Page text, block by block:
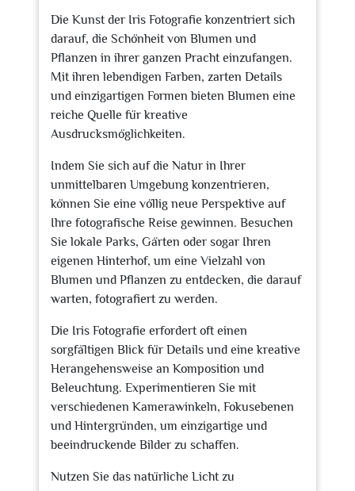
Die Kunst der Iris Fotografie konzentriert sich
darauf, die Schönheit von Blumen und
Pflanzen in ihrer ganzen Pracht einzufangen.
Mit ihren lebendigen Farben, zarten Details
und einzigartigen Formen bieten Blumen eine
reiche Quelle für kreative
Ausdrucksmöglichkeiten.
Indem Sie sich auf die Natur in Ihrer
unmittelbaren Umgebung konzentrieren,
können Sie eine völlig neue Perspektive auf
Ihre fotografische Reise gewinnen. Besuchen
Sie lokale Parks, Gärten oder sogar Ihren
eigenen Hinterhof, um eine Vielzahl von
Blumen und Pflanzen zu entdecken, die darauf
warten, fotografiert zu werden.
Die Iris Fotografie erfordert oft einen
sorgfältigen Blick für Details und eine kreative
Herangehensweise an Komposition und
Beleuchtung. Experimentieren Sie mit
verschiedenen Kamerawinkeln, Fokusebenen
und Hintergründen, um einzigartige und
beeindruckende Bilder zu schaffen.
Nutzen Sie das natürliche Licht zu